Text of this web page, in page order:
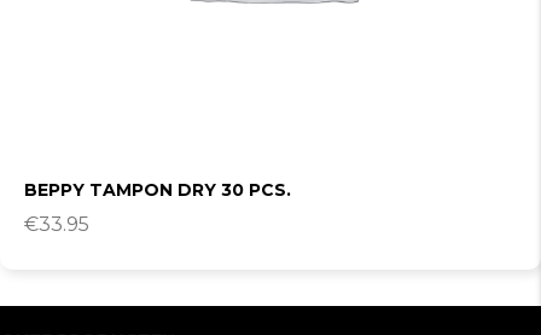
BEPPY TAMPON DRY 30 PCS.
€33.95